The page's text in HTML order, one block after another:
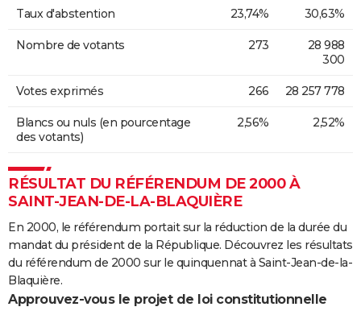
Taux d'abstention 23,74% 30,63%
Nombre de votants 273
28 988
300
Votes exprimés 266 28 257 778
Blancs ou nuls (en pourcentage
des votants)
2,56% 2,52%
RÉSULTAT DU RÉFÉRENDUM DE 2000 À
SAINT-JEAN-DE-LA-BLAQUIÈRE
En 2000, le référendum portait sur la réduction de la durée du
mandat du président de la République. Découvrez les résultats
du référendum de 2000 sur le quinquennat à Saint-Jean-de-la-
Blaquière.
Approuvez-vous le projet de loi constitutionnelle